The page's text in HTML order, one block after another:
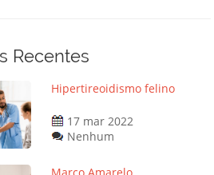
Recentes
Hipertireoidismo felino
17 mar 2022
Nenhum